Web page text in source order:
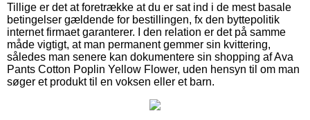
Tillige er det at foretrække at du er sat ind i de mest basale
betingelser gældende for bestillingen, fx den byttepolitik
internet firmaet garanterer. I den relation er det på samme
måde vigtigt, at man permanent gemmer sin kvittering,
således man senere kan dokumentere sin shopping af Ava
Pants Cotton Poplin Yellow Flower, uden hensyn til om man
søger et produkt til en voksen eller et barn.